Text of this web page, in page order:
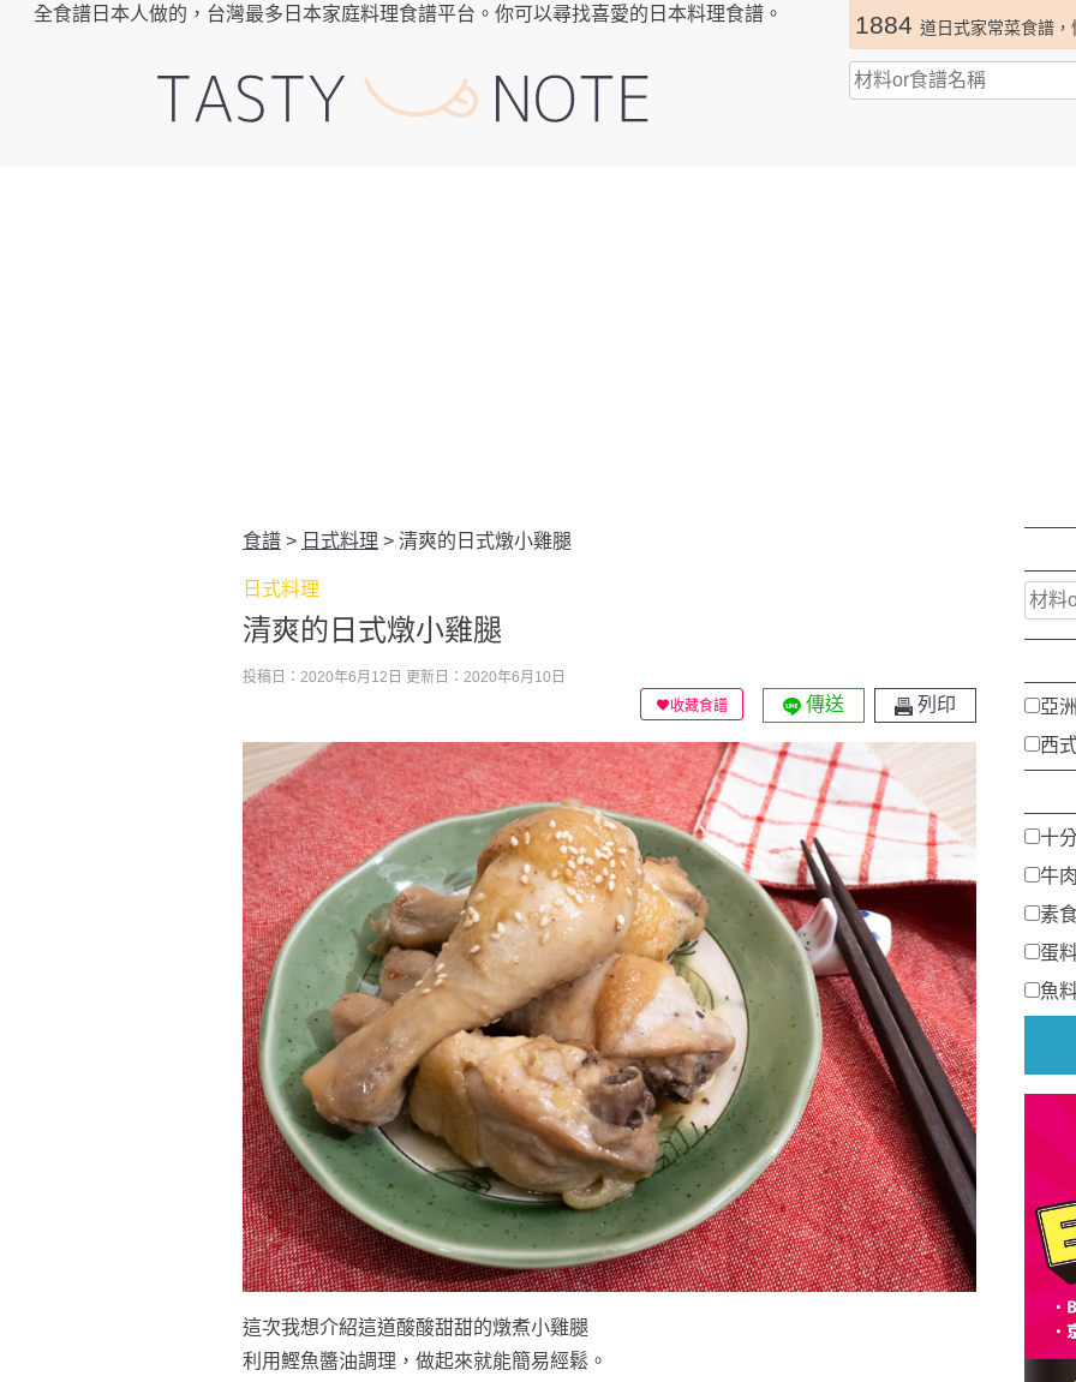
全食譜日本人做的，台灣最多日本家庭料理食譜平台。你可以尋找喜愛的日本料理食譜。 1884 道日式家常菜食譜，
食譜 > 日式料理 > 清爽的日式燉小雞腿
日式料理
清爽的日式燉小雞腿
投稿日：2020年6月12日 更新日：2020年6月10日
收藏食譜
傳送 列印
這次我想介紹這道酸酸甜甜的燉煮小雞腿
利用鰹魚醬油調理，做起來就能簡易經鬆。
亞
西
十
牛
素
蛋
魚